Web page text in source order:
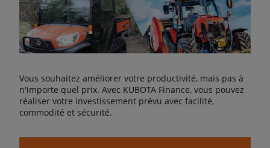
Vous souhaitez améliorer votre productivité, mais pas à
n'importe quel prix. Avec KUBOTA Finance, vous pouvez
réaliser votre investissement prévu avec facilité,
commodité et sécurité.